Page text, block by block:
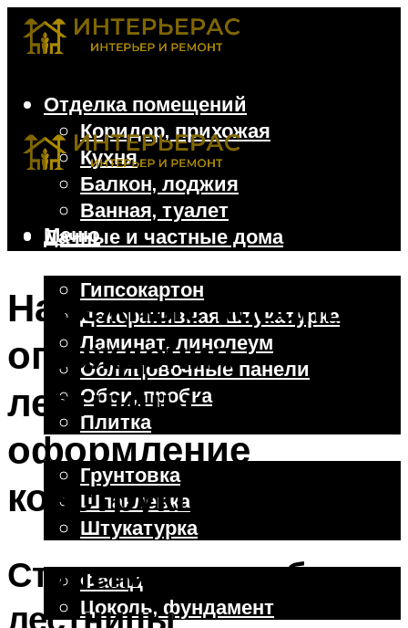
Отделка помещений
Коридор, прихожая
Кухня
Балкон, лоджия
Ванная, туалет
Дачные и частные дома
Гипсокартон
Декоративная штукатурка
Ламинат, линолеум
Облицовочные панели
Обои, пробка
Плитка
Отделочные работы
Грунтовка
Шпаклевка
Штукатурка
Фасад
Цоколь, фундамент
Меню
Надежные кованые
ограждения
лестницы: красивое
оформление
конструкций
Ступени на изгибе
лестницы